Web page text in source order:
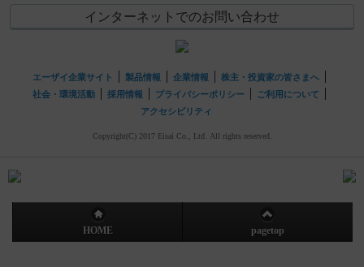
インターネットでのお問い合わせ
エーザイ企業サイト 製品情報 企業情報
株主・投資家の皆さまへ
社会・環境活動
採用情報 プライバシーポリシー
ご利用について
アクセシビリティ
Copyright(C) 2017 Eisai Co., Ltd. All rights reserved.
HOME pagetop